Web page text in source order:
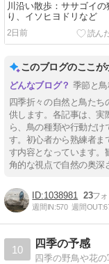
川沿い散歩：ササゴイの
り、イソヒヨドリなど
2日前
このブログのここが
季節と
四季折々の自然と鳥た
供します。各記事は、実
ら、鳥の種類や行動だけ
す。初心者から熟練者ま
す内容となっています。
角的な視点で自然の奥深
1038981 23
週間IN:570 週間OUT:
10
四季の予感
四季の野鳥や花の